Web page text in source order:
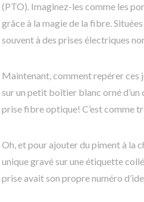
(PTO). Imaginez-les comme les
grâce à la magie de la fibre.
souvent à des prises électriques
Maintenant, comment repérer ces
sur un petit boîtier blanc orné
prise fibre optique! C’est comme
Oh, et pour ajouter du piment à la
unique gravé sur une étiquette
prise avait son propre numéro